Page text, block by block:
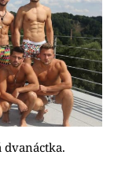
dvanáctka.